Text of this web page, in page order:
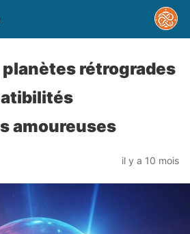
planètes rétrogrades
amoureuses
il y a 10 mois